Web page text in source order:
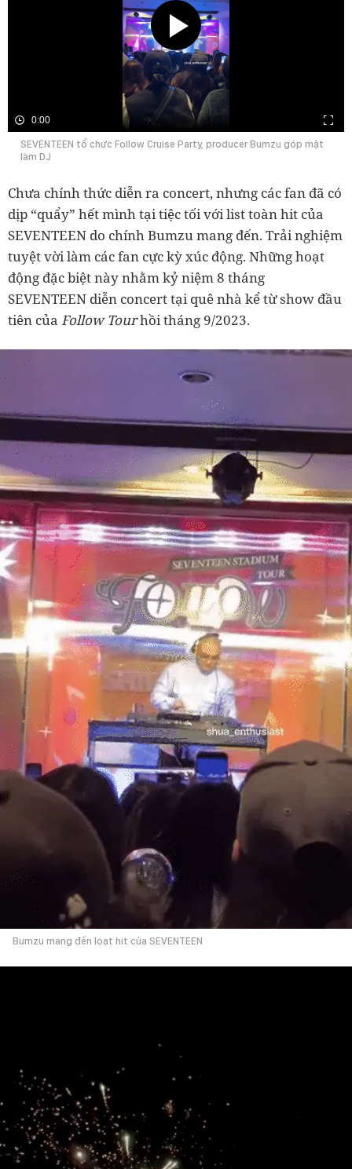
0:00
SEVENTEEN tổ chức Follow Cruise Party, producer Bumzu góp mặt
làm DJ
Chưa chính thức diễn ra concert, nhưng các fan đã có
dịp “quẩy” hết mình tại tiệc tối với list toàn hit của
SEVENTEEN do chính Bumzu mang đến. Trải nghiệm
tuyệt vời làm các fan cực kỳ xúc động. Những hoạt
động đặc biệt này nhằm kỷ niệm 8 tháng
SEVENTEEN diễn concert tại quê nhà kể từ show đầu
tiên của Follow Tourhồi tháng 9/2023.
Bumzu mang đến loạt hit của SEVENTEEN